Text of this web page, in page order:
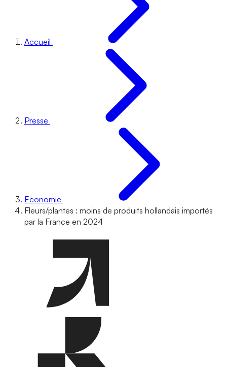
Accueil
Presse
Economie
Fleurs/plantes : moins de produits hollandais importés
par la France en 2024